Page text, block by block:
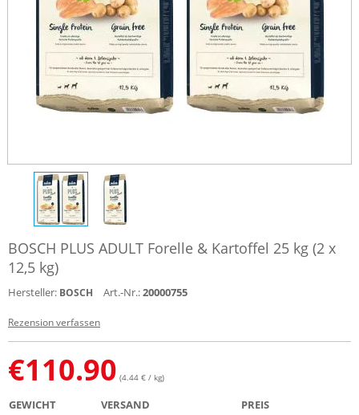
BOSCH PLUS ADULT Forelle & Kartoffel 25 kg (2 x
12,5 kg)
Hersteller: BOSCH Art.-Nr.:20000755
Rezension verfassen
€110.90 (4.44 € / kg)
GEWICHT VERSAND PREIS